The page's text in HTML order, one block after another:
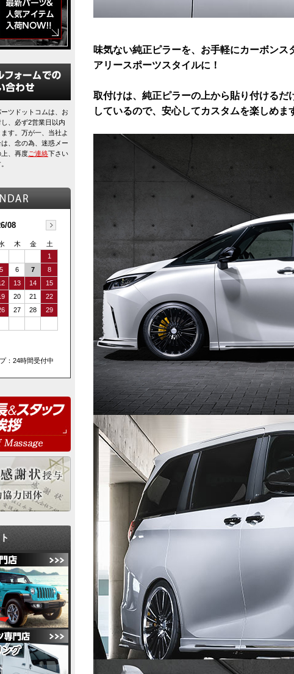
味気ない純正ピラーを、お手軽にカーボン
アリースポーツスタイルに！
取付けは、純正ピラーの上から貼り付ける
しているので、安心してカスタムを楽しめま
ツドットコムは、お
、必ず2営業日以内
す。万が一、当社よ
、念の為、迷惑メー
、再度ご連絡下さい
08
木 金
土
1
5 6 7
8
13 14
15
20 21
22
27 28
29
：24時間受付中